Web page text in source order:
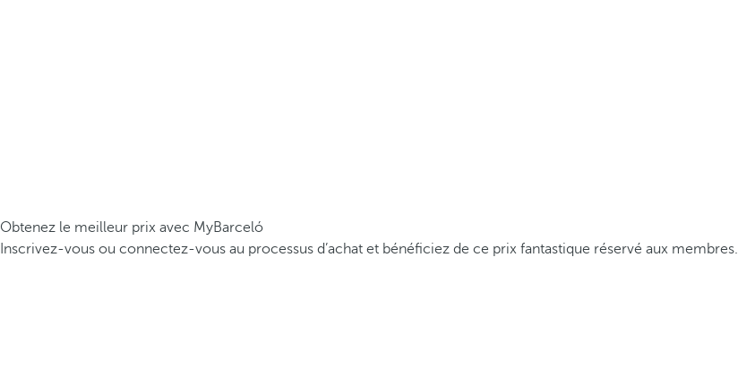
Obtenez le meilleur prix avec MyBarceló
Inscrivez-vous ou connectez-vous au processus d’achat et bénéficiez de ce prix fantastique réservé aux membres.